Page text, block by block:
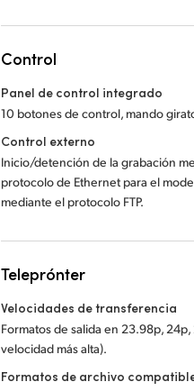
Control
Panel de control integrado
10 botones de control, mando
Control externo
Inicio/detención de la grabación
protocolo de Ethernet para el
mediante el protocolo FTP.
Teleprónter
Velocidades de transferencia
Formatos de salida en 23.98p,
velocidad más alta).
Formatos de archivo